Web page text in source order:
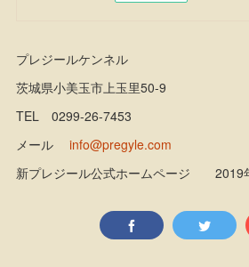
プレジールケンネル
茨城県小美玉市上玉里50-9
TEL 0299-26-7453
メールinfo@pregyle.com
新プレジール公式ホームページ 2019